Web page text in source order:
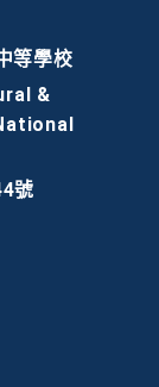
等學校
&
號